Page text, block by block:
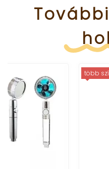
További